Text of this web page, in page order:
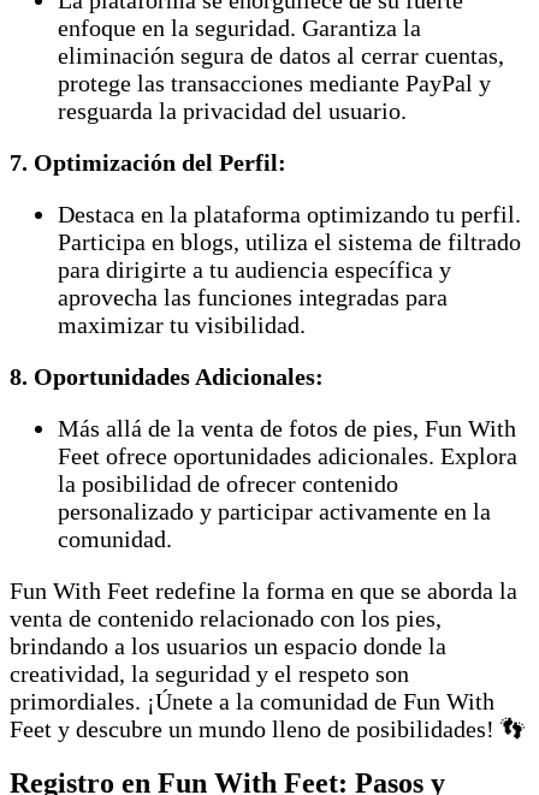
enfoque en la seguridad. Garantiza la
eliminación segura de datos al cerrar cuentas,
protege las transacciones mediante PayPal y
resguarda la privacidad del usuario.
7. Optimización del Perfil:
Destaca en la plataforma optimizando tu perfil.
Participa en blogs, utiliza el sistema de filtrado
para dirigirte a tu audiencia específica y
aprovecha las funciones integradas para
maximizar tu visibilidad.
8. Oportunidades Adicionales:
Más allá de la venta de fotos de pies, Fun With
Feet ofrece oportunidades adicionales. Explora
la posibilidad de ofrecer contenido
personalizado y participar activamente en la
comunidad.
Fun With Feet redefine la forma en que se aborda la
venta de contenido relacionado con los pies,
brindando a los usuarios un espacio donde la
creatividad, la seguridad y el respeto son
primordiales. ¡Únete a la comunidad de Fun With
Feet y descubre un mundo lleno de posibilidades! 👣
Registro en Fun With Feet: Pasos y